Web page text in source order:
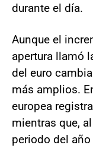
durante el día.
Aunque el
apertura llamó
del euro
más amplios.
europea
mientras que,
periodo del